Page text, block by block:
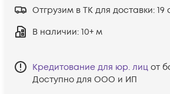
Отгрузим в ТК для доставки: 19
В наличии: 10+ м
Кредитование для юр. лиц от
Доступно для ООО и ИП